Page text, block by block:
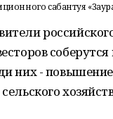
сабантуя
них -